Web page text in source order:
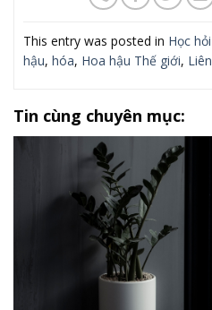
This entry was posted in Học hỏi
hậu, hóa, Hoa hậu Thế giới, Liên
Tin cùng chuyên mục: